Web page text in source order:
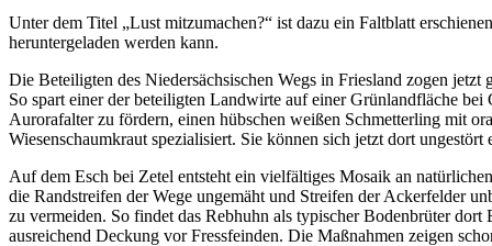
Unter dem Titel „Lust mitzumachen?“ ist dazu ein Faltblatt
heruntergeladen werden kann.
Die Beteiligten des Niedersächsischen Wegs in Friesland zogen
So spart einer der beteiligten Landwirte auf einer Grünlandfläche
Aurorafalter zu fördern, einen hübschen weißen Schmetterling mit
Wiesenschaumkraut spezialisiert. Sie können sich jetzt dort
Auf dem Esch bei Zetel entsteht ein vielfältiges Mosaik an
die Randstreifen der Wege ungemäht und Streifen der Ackerfelder
zu vermeiden. So findet das Rebhuhn als typischer Bodenbrüter
ausreichend Deckung vor Fressfeinden. Die Maßnahmen zeigen